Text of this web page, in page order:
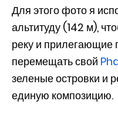
Для этого фото я
альтитуду (142 м),
реку и
перемещать свой
зеленые островки и
единую композицию.